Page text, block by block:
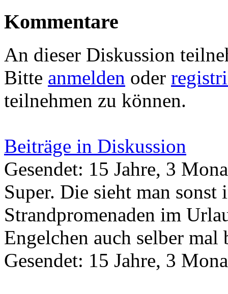
Kommentare
An dieser Diskussion
Bitte anmelden oder
teilnehmen zu können.
Beiträge in Diskussion
Gesendet: 15 Jahre, 3
Super. Die sieht man
Strandpromenaden im
Engelchen auch selber mal
Gesendet: 15 Jahre, 3